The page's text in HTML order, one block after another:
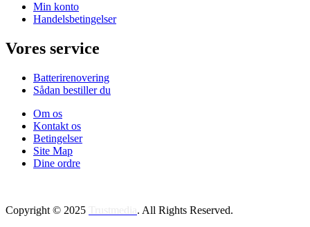
Min konto
Handelsbetingelser
Vores service
Batterirenovering
Sådan bestiller du
Om os
Kontakt os
Betingelser
Site Map
Dine ordre
Copyright © 2025
. All Rights Reserved.